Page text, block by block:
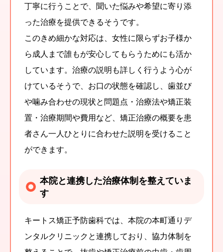
丁寧に行うことで、聞いた悩みや希望に寄り添
った治療を提供できるそうです。
このきめ細かな対応は、女性に限らずお子様か
ら成人まで誰もが安心してもらうためにも活か
しています。治療の説明も詳しく行うよう心が
けているそうで、お口の状態を確認し、歯並び
や噛み合わせの現状と問題点・治療法や矯正装
置・治療期間や費用など、矯正治療の概要を患
者さん一人ひとりに合わせた説明を受けること
ができます。
本院と連携した治療体制を整えていま
す
キートス矯正予防歯科では、本院の本町通りデ
ンタルクリニックと連携しており、協力体制を